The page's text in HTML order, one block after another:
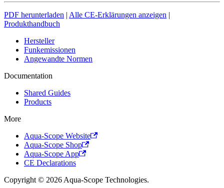
PDF herunterladen | Alle CE-Erklärungen anzeigen |
Produkthandbuch
Hersteller
Funkemissionen
Angewandte Normen
Documentation
Shared Guides
Products
More
Aqua-Scope Website
Aqua-Scope Shop
Aqua-Scope App
CE Declarations
Copyright © 2026 Aqua-Scope Technologies.